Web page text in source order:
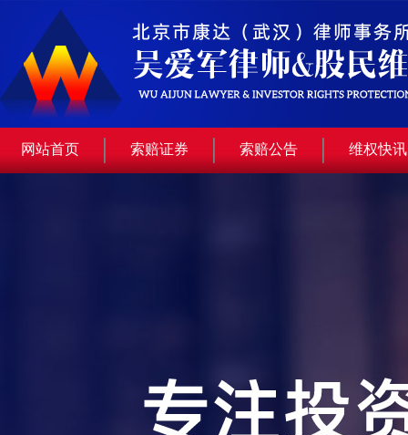
网站首页 索赔证券 索赔公告 维权快讯